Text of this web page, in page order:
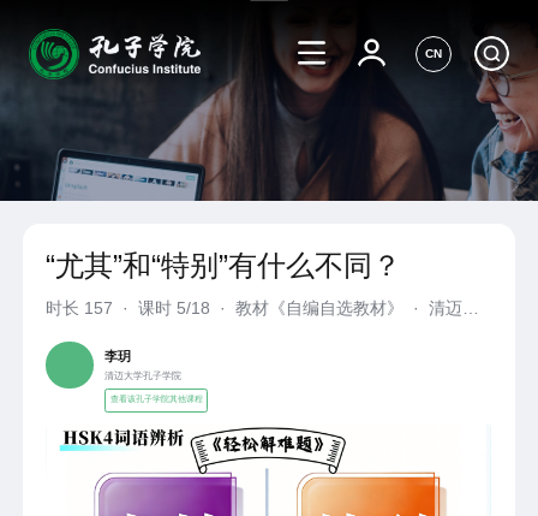
CN
“尤其”和“特别”有什么不同？
时长 157 · 课时 5/18 · 教材《自编自选教材》 ·
清迈大
李玥
清迈大学孔子学院
查看该孔子学院其他课程